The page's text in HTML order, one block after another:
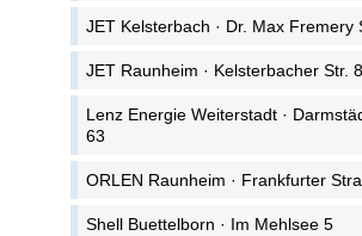
JET Kelsterbach · Dr. Max Fremery
JET Raunheim · Kelsterbacher Str. 8
Lenz Energie Weiterstadt ·
63
ORLEN Raunheim · Frankfurter
Shell Buettelborn · Im Mehlsee 5